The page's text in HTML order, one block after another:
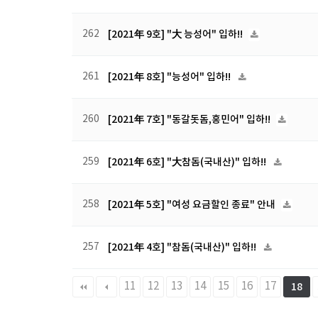
262 [2021年 9호] "大 능성어" 입하!!
261 [2021年 8호] "능성어" 입하!!
260 [2021年 7호] "동갈돗돔,홍민어" 입하!!
259 [2021年 6호] "大참돔(국내산)" 입하!!
258 [2021年 5호] "여성 요금할인 종료" 안내
257 [2021年 4호] "참돔(국내산)" 입하!!
11 12 13 14 15 16 17 18